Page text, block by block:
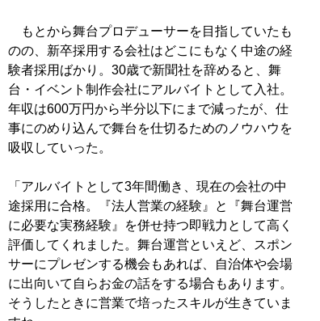
もとから舞台プロデューサーを目指していたも
のの、新卒採用する会社はどこにもなく中途の経
験者採用ばかり。30歳で新聞社を辞めると、舞
台・イベント制作会社にアルバイトとして入社。
年収は600万円から半分以下にまで減ったが、仕
事にのめり込んで舞台を仕切るためのノウハウを
吸収していった。
「アルバイトとして3年間働き、現在の会社の中
途採用に合格。『法人営業の経験』と『舞台運営
に必要な実務経験』を併せ持つ即戦力として高く
評価してくれました。舞台運営といえど、スポン
サーにプレゼンする機会もあれば、自治体や会場
に出向いて自らお金の話をする場合もあります。
そうしたときに営業で培ったスキルが生きていま